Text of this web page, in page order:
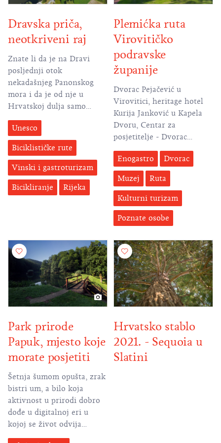
Dravska priča,
neotkriveni raj
Znate li da je na Dravi
posljednji otok
nekadašnjeg Panonskog
mora i da je od nje u
Hrvatskoj dulja samo
Sava? Jedna je od
najočuvanijih europskih
rijeka, teče kroz pet
država, a najljepše pejzaže
kreira upravo u
Virovitičko-podravskoj
županiji. Evo i zbog čega!
Unesco
Biciklističke rute
Vinski i gastroturizam
Bicikliranje
Rijeka
Plemićka ruta
Virovitičko
podravske
županije
Dvorac Pejačević u
Virovitici, heritage hotel
Kurija Janković u Kapela
Dvoru, Centar za
posjetitelje - Dvorac
Janković u Suhopolju,
izletište Pustara Višnjica,
ljetnikovac grofa
Draškovića u Noskovcima,
Park šuma Jankovac,
Interpretacijski centar
Kuća Petra Preradovića… Tu
čega ne biste i vi?
Enogastro
Dvorac
Muzej
Ruta
Kulturni turizam
Poznate osobe
Park prirode
Papuk, mjesto koje
morate posjetiti
Šetnja šumom opušta, zrak
bistri um, a bilo koja
aktivnost u prirodi dobro
dođe u digitalnoj eri u
kojoj se život odvija
uglavnom ispred ekrana.
Hrvatsko stablo
2021. - Sequoia u
Slatini